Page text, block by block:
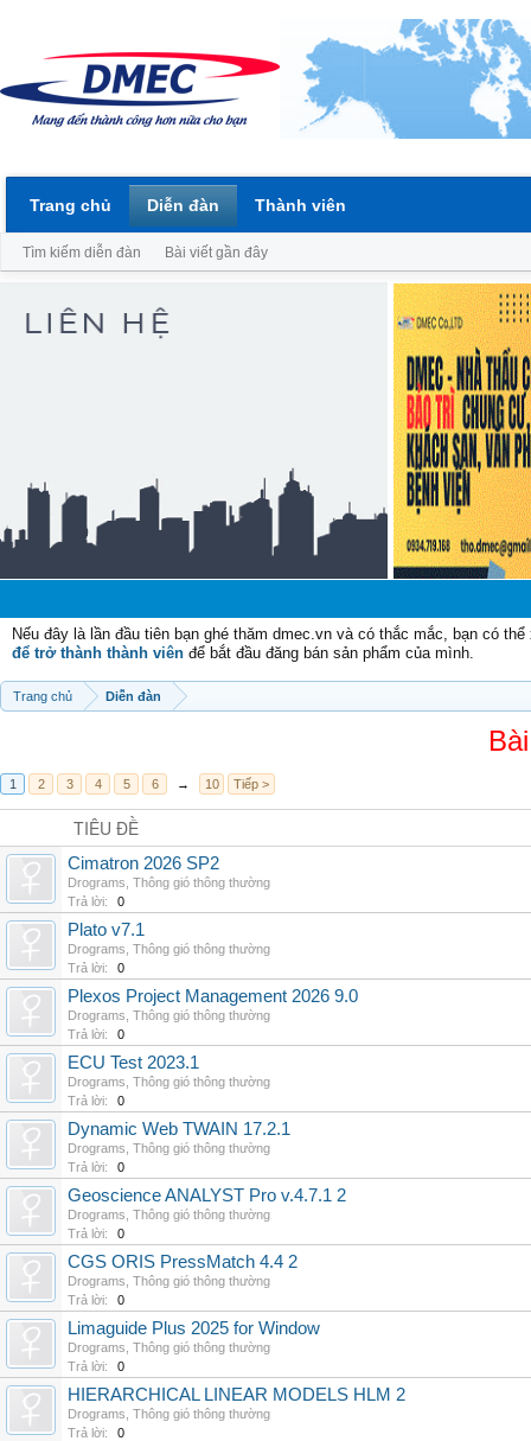
Nếu đây là lần đầu tiên bạn ghé thăm dmec.vn và có thắc mắc, bạn có
để trở thành thành viên để bắt đầu đăng bán sản phẩm của mình.
Trang chủ Diễn đàn
1 2 3 4 5 6 → 10 Tiếp >
TIÊU ĐỀ
Cimatron 2026 SP2
Drograms Thông gió thông thường
Trả lời:
0
Plato v7.1
Drograms Thông gió thông thường
Trả lời:
0
Plexos Project Management 2026 9.0
Drograms Thông gió thông thường
Trả lời:
0
ECU Test 2023.1
Drograms Thông gió thông thường
Trả lời:
0
Dynamic Web TWAIN 17.2.1
Drograms Thông gió thông thường
Trả lời:
0
Geoscience ANALYST Pro v.4.7.1 2
Drograms Thông gió thông thường
Trả lời:
0
CGS ORIS PressMatch 4.4 2
Drograms Thông gió thông thường
Trả lời:
0
Limaguide Plus 2025 for Window
Drograms Thông gió thông thường
Trả lời:
0
HIERARCHICAL LINEAR MODELS HLM 2
Drograms Thông gió thông thường
Trả lời:
0
Trang chủ Diễn đàn
Tìm kiếm diễn đàn Bài viết gần đây
Thành viên